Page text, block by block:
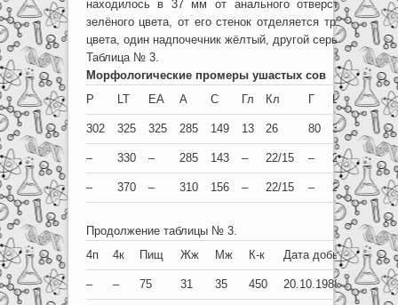
находилось в 37 мм от анального отверстия.
зелёного цвета, от его стенок отделяется трудно,
цвета, один надпочечник жёлтый, другой серый, как и
Таблица № 3.
Морфологические промеры ушастых сов
P
LT EA A C Гл Кл Г Ц 1п 1к
302 325 325 285 149 13 26 80 34 11 15
– 330 – 285 143 – 22/15 – 24 16 16
– 370 – 310 156 – 22/15 – 27 11 15
Продолжение таблицы № 3.
4п
4к Пищ Жж Мж К-к Дата добычи
– – 75 31 35 450 20.10.1988